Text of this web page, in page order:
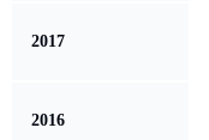
2017
2016